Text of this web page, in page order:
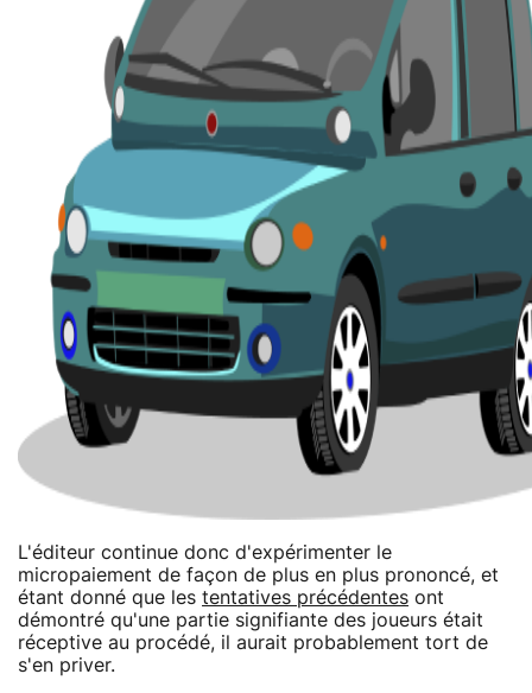
L'éditeur continue donc d'expérimenter le
micropaiement de façon de plus en plus prononcé, et
étant donné que les tentatives précédentes ont
démontré qu'une partie signifiante des joueurs était
réceptive au procédé, il aurait probablement tort de
s'en priver.